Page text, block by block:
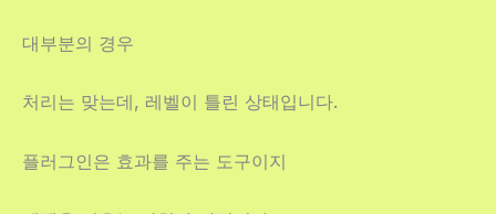
대부분의 경우
처리는 맞는데, 레벨이 틀린 상태입니다.
플러그인은 효과를 주는 도구이지